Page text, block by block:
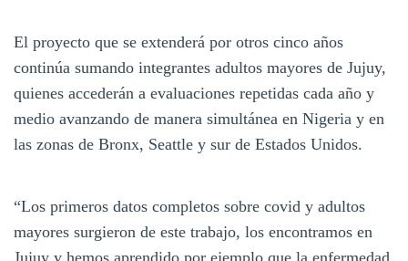
El proyecto que se extenderá por otros cinco años
continúa sumando integrantes adultos mayores de Jujuy,
quienes accederán a evaluaciones repetidas cada año y
medio avanzando de manera simultánea en Nigeria y en
las zonas de Bronx, Seattle y sur de Estados Unidos.
“Los primeros datos completos sobre covid y adultos
mayores surgieron de este trabajo, los encontramos en
Jujuy y hemos aprendido por ejemplo que la enfermedad